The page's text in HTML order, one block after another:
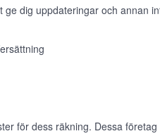
dig uppdateringar och annan
för dess räkning. Dessa företag